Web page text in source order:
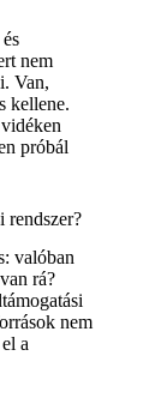
nem
Van,
kellene.
próbál
rendszer?
valóban
rá?
nem
a